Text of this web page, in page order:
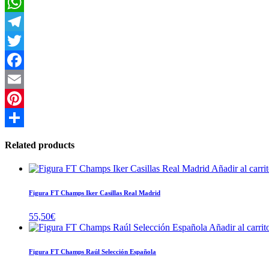
Raúl
Real
Madrid
quantity
WhatsApp
Telegram
Twitter
Facebook
Email
Pinterest
Related products
Añadir al
Figura FT Champs Iker Casillas Real Madrid
55,50€
Añadir al
Figura FT Champs Raúl Selección Española